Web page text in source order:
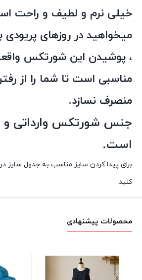
خیلی نرم و لطیف و راحت
میخواهید در روزهای پریودی
، پوشیدن این شورتکس
مناسبی است تا شما را از
منصرف نسازد.
جنس شورتکس وارداتی و
است.
برای پیدا کردن سایز مناسب به جدول سایز
کنید.
محصولات پیشنهادی